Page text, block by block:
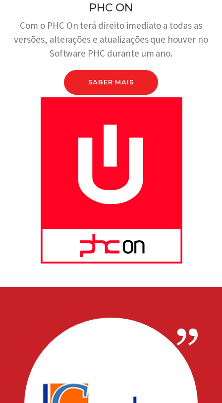
PHC ON
Com o PHC On terá direito imediato a todas as
versões, alterações e atualizações que houver no
Software PHC durante um ano.
SABER MAIS